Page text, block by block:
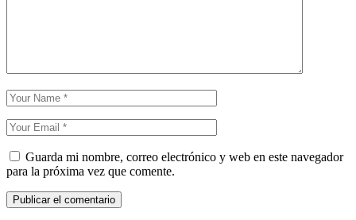
Guarda mi nombre, correo electrónico y web en este navegador
para la próxima vez que comente.